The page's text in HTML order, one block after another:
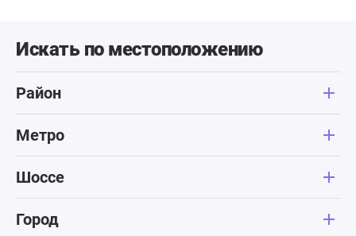
Искать по местоположению
Район
Метро
Шоссе
Город